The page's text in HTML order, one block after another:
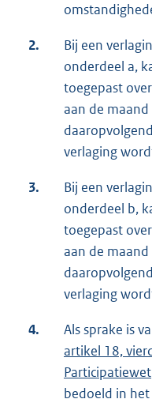
2.
Bij een
onderdeel a,
toegepast
aan de
verlaging
3.
Bij een
onderdeel b,
toegepast
aan de
verlaging
4.
Als sprake is
artikel 18,
Participatiewet
bedoeld in